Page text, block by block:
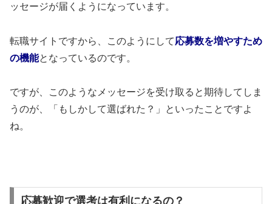
ッセージが届くようになっています。
転職サイトですから、このようにして応募数を増やすため
の機能となっているのです。
ですが、このようなメッセージを受け取ると期待してしま
うのが、「もしかして選ばれた？」といったことですよ
ね。
応募歓迎で選考は有利になるの？